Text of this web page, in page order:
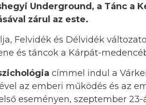
Underground, a Tánc a
zárul az este.
Felvidék és Délvidék
és táncok a Kárpát-
címmel indul a
az emberi működés és az
eseményen, szeptember